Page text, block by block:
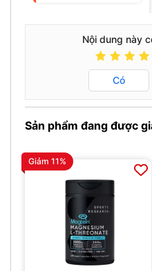
Nội dung này
Có
Sản phẩm đang được
Giảm 11%